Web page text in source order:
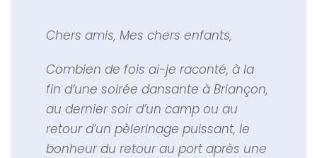
Chers amis, Mes chers enfants,
Combien de fois ai-je raconté, à la
fin d’une soirée dansante à Briançon,
au dernier soir d’un camp ou au
retour d’un pèlerinage puissant, le
bonheur du retour au port après une